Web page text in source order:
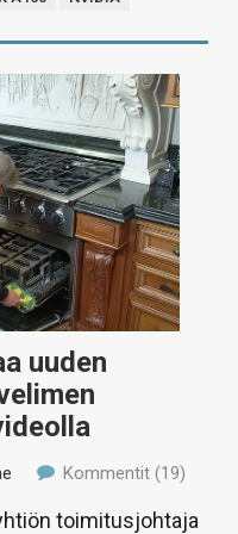
uuden
Kommentit (19)
toimitusjohtaja